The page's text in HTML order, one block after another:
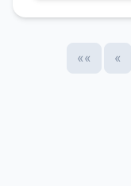
«« «